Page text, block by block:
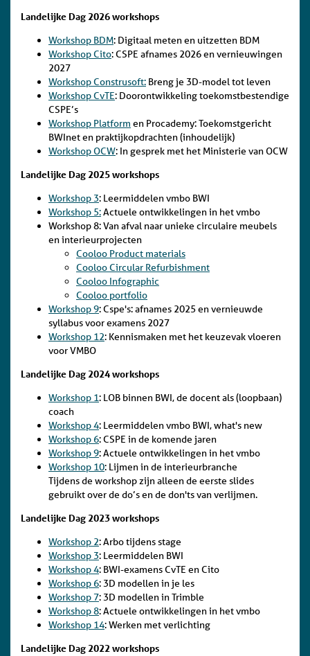
Landelijke Dag 2026 workshops
Workshop BDM: Digitaal meten en uitzetten BDM
Workshop Cito: CSPE afnames 2026 en vernieuwingen
2027
Workshop Construsoft: Breng je 3D-model tot leven
Workshop CvTE: Doorontwikkeling toekomstbestendige
CSPE’s
Workshop Platform en Procademy: Toekomstgericht
BWInet en praktijkopdrachten (inhoudelijk)
Workshop OCW: In gesprek met het Ministerie van OCW
Landelijke Dag 2025 workshops
Workshop 3: Leermiddelen vmbo BWI
Workshop 5:Actuele ontwikkelingen in het vmbo
Workshop 8: Van afval naar unieke circulaire meubels
en interieurprojecten
Cooloo Product materials
Cooloo Circular Refurbishment
Cooloo Infographic
Cooloo portfolio
Workshop 9: Cspe's: afnames 2025 en vernieuwde
syllabus voor examens 2027
Workshop 12: Kennismaken met het keuzevak vloeren
voor VMBO
Landelijke Dag 2024 workshops
Workshop 1: LOB binnen BWI, de docent als (loopbaan)
coach
Workshop 4: Leermiddelen vmbo BWI, what's new
Workshop 6: CSPE in de komende jaren
Workshop 9: Actuele ontwikkelingen in het vmbo
Workshop 10: Lijmen in de interieurbranche
Tijdens de workshop zijn alleen de eerste slides
gebruikt over de do’s en de don'ts van verlijmen.
Landelijke Dag 2023 workshops
Workshop 2: Arbo tijdens stage
Workshop 3: Leermiddelen BWI
Workshop 4: BWI-examens CvTE en Cito
Workshop 6: 3D modellen in je les
Workshop 7: 3D modellen in Trimble
Workshop 8: Actuele ontwikkelingen in het vmbo
Workshop 14: Werken met verlichting
Landelijke Dag 2022 workshops